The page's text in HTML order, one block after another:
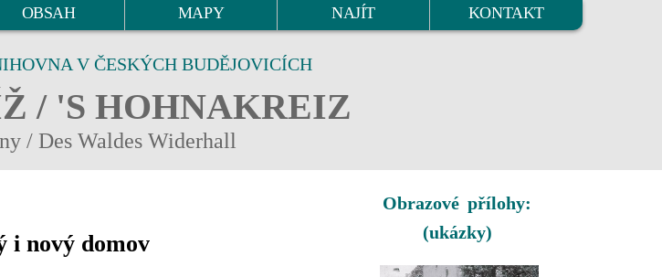
OBSAH MAPY NAJÍT KONTAKT
V ČESKÝCH BUDĚJOVICÍCH
/ 'S HOHNAKREIZ
/ Des Waldes Widerhall
i nový domov
Obrazové přílohy:
(ukázky)